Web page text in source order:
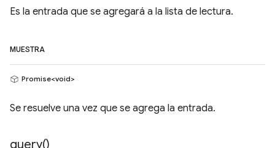
Es la entrada que se agregará a la lista de lectura.
MUESTRA
Promise<void>
Se resuelve una vez que se agrega la entrada.
query()